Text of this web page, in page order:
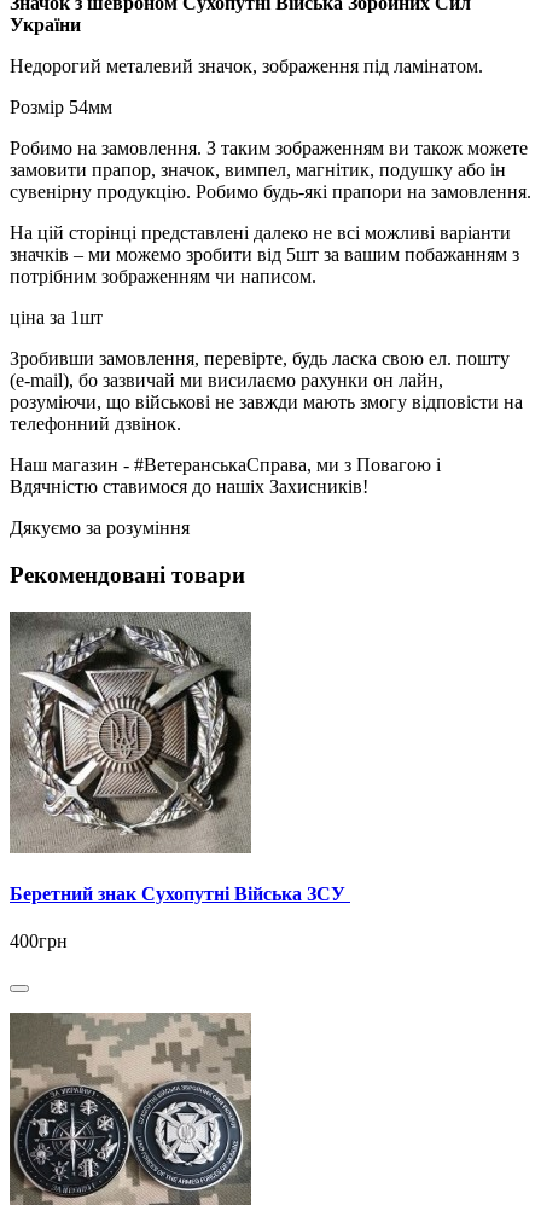
України
Недорогий металевий значок, зображення під ламінатом.
Розмір 54мм
Робимо на замовлення. З таким зображенням ви також можете
замовити прапор, значок, вимпел, магнітик, подушку або ін
сувенірну продукцію. Робимо будь-які прапори на замовлення.
На цій сторінці представлені далеко не всі можливі варіанти
значків – ми можемо зробити від 5шт за вашим побажанням з
потрібним зображенням чи написом.
ціна за 1шт
Зробивши замовлення, перевірте, будь ласка свою ел. пошту
(e-mail), бо зазвичай ми висилаємо рахунки он лайн,
розуміючи, що військові не завжди мають змогу відповісти на
телефонний дзвінок.
Наш магазин - #ВетеранськаСправа, ми з Повагою і
Вдячністю ставимося до нашіх Захисників!
Дякуємо за розуміння
Рекомендовані товари
Беретний знак Сухопутні Війська ЗСУ
400грн